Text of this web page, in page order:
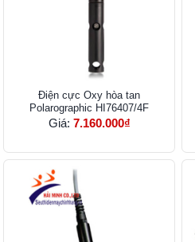
Điện cực Oxy hòa tan
Polarographic HI76407/4F
Giá: 7.160.000₫